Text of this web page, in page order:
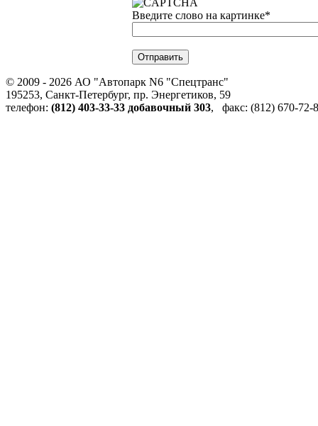
Введите слово на картинке*
© 2009 - 2026 АО "Автопарк N6 "Спецтранс"
195253, Санкт-Петербург, пр. Энергетиков, 59
телефон: (812) 403-33-33 добавочный 303, факс: (812) 670-72-